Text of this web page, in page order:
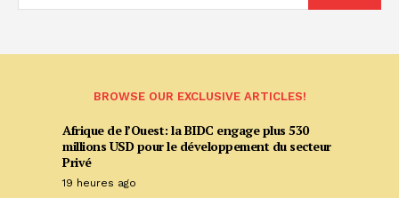
BROWSE OUR EXCLUSIVE ARTICLES!
Afrique de l’Ouest: la BIDC engage plus 530
millions USD pour le développement du secteur
Privé
19 heures ago